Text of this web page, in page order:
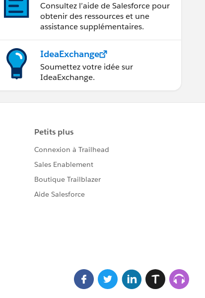
Consultez l’aide de Salesforce pour
obtenir des ressources et une
assistance supplémentaires.
IdeaExchange
Soumettez votre idée sur
IdeaExchange.